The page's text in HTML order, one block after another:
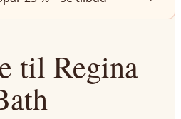
til Regina